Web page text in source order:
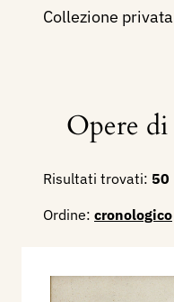
Collezione
Opere di
Risultati trovati: 50
Ordine: cronologico